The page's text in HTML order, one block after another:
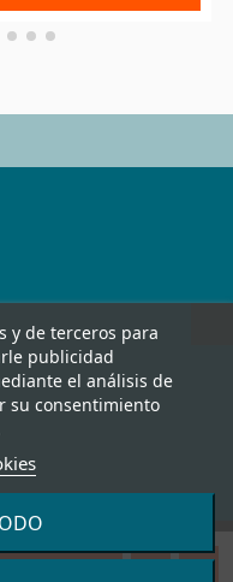
y de terceros para
publicidad
el análisis de
su consentimiento